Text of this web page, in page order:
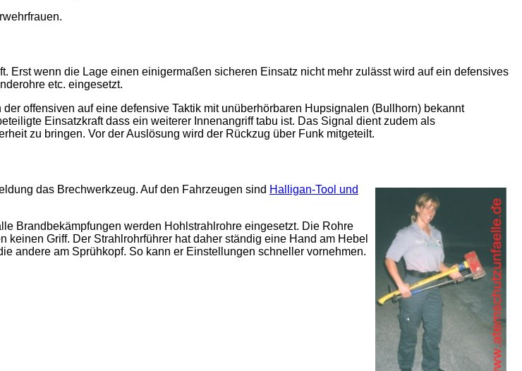
Erst wenn die Lage einen einigermaßen sicheren Einsatz nicht mehr zulässt wird auf ein defensives
etc. eingesetzt.
offensiven auf eine defensive Taktik mit unüberhörbaren Hupsignalen (Bullhorn) bekannt
Einsatzkraft dass ein weiterer Innenangriff tabu ist. Das Signal dient zudem als
zu bringen. Vor der Auslösung wird der Rückzug über Funk mitgeteilt.
das Brechwerkzeug. Auf den Fahrzeugen sind Halligan-Tool und
Brandbekämpfungen werden Hohlstrahlrohre eingesetzt. Die Rohre
keinen Griff. Der Strahlrohrführer hat daher ständig eine Hand am Hebel
andere am Sprühkopf. So kann er Einstellungen schneller vornehmen.